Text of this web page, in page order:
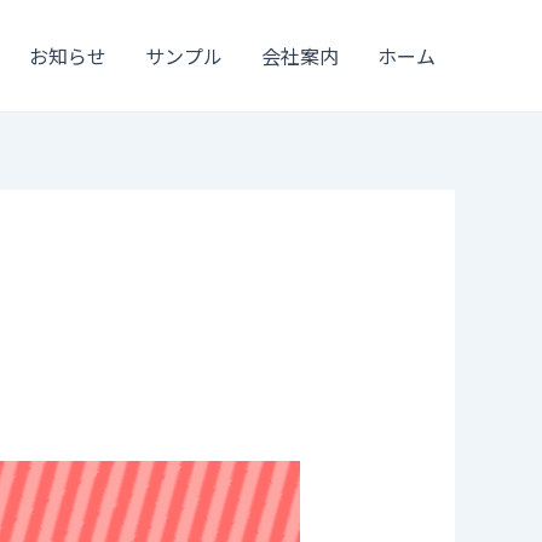
お知らせ サンプル 会社案内 ホーム